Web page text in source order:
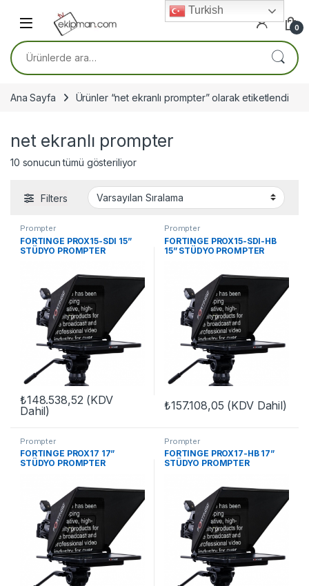
0
Ara:
Ana Sayfa Ürünler “net ekranlı prompter” olarak etiketlendi
net ekranlı prompter
10 sonucun tümü gösteriliyor
Filters
Prompter
FORTINGE PROX15-SDI 15”
STÜDYO PROMPTER
₺148.538,52 (KDV
Dahil)
Prompter
FORTINGE PROX15-SDI-HB
15” STÜDYO PROMPTER
₺157.108,05 (KDV Dahil)
Prompter
FORTINGE PROX17 17”
STÜDYO PROMPTER
Prompter
FORTINGE PROX17-HB 17”
STÜDYO PROMPTER
Turkish